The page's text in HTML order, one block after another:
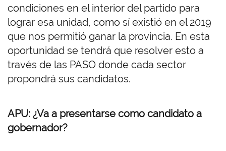
condiciones en el interior del partido para
lograr esa unidad, como sí existió en el 2019
que nos permitió ganar la provincia. En esta
oportunidad se tendrá que resolver esto a
través de las PASO donde cada sector
propondrá sus candidatos.
APU: ¿Va a presentarse como candidato a
gobernador?